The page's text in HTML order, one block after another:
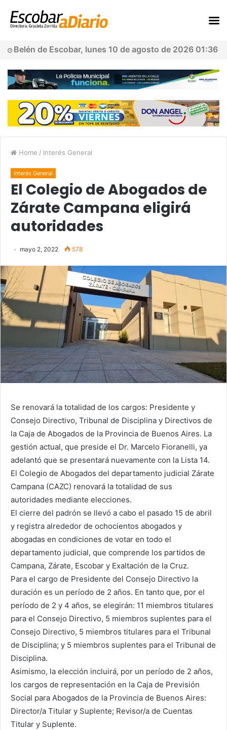
Belén de Escobar, lunes 10 de agosto de 2026 01:36
Home / Interés General
Interés General
El Colegio de Abogados de
Zárate Campana eligirá
autoridades
mayo 2, 2022 578
Se renovará la totalidad de los cargos: Presidente y
Consejo Directivo, Tribunal de Disciplina y Directivos de
la Caja de Abogados de la Provincia de Buenos Aires. La
gestión actual, que preside el Dr. Marcelo Fioranelli, ya
adelantó que se presentará nuevamente con la Lista 14.
El Colegio de Abogados del departamento judicial Zárate
Campana (CAZC) renovará la totalidad de sus
autoridades mediante elecciones.
El cierre del padrón se llevó a cabo el pasado 15 de abril
y registra alrededor de ochocientos abogados y
abogadas en condiciones de votar en todo el
departamento judicial, que comprende los partidos de
Campana, Zárate, Escobar y Exaltación de la Cruz.
Para el cargo de Presidente del Consejo Directivo la
duración es un período de 2 años. En tanto que, por el
período de 2 y 4 años, se elegirán: 11 miembros titulares
para el Consejo Directivo, 5 miembros suplentes para el
Consejo Directivo, 5 miembros titulares para el Tribunal
de Disciplina; y 5 miembros suplentes para el Tribunal de
Disciplina.
Asimismo, la elección incluirá, por un período de 2 años,
los cargos de representación en la Caja de Previsión
Social para Abogados de la Provincia de Buenos Aires:
Director/a Titular y Suplente; Revisor/a de Cuentas
Titular y Suplente.